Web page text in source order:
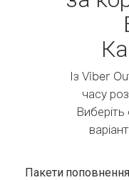
Із Viber
часу
Пакети поповнення